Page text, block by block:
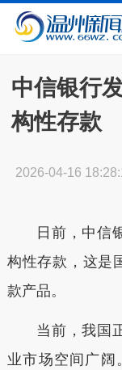
中信银行
构性存款
2026-04-16
日前 ，中信
构性存款， 这是
款产品。
当前，我国
业市场空间广阔